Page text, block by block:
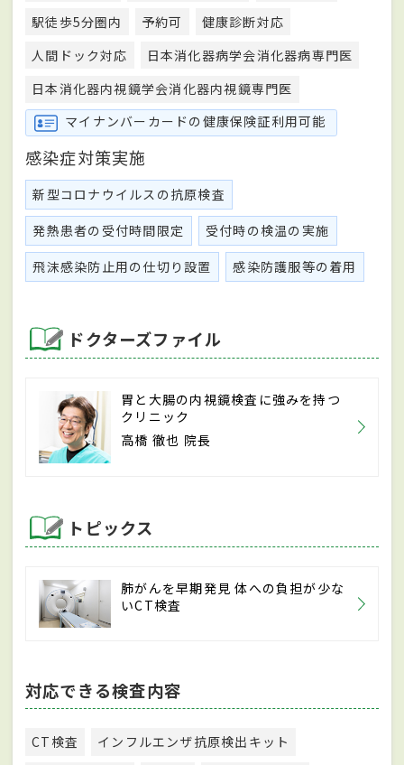
駅徒歩5分圏内
予約可
健康診断対応
人間ドック対応
日本消化器病学会消化器病専門医
日本消化器内視鏡学会消化器内視鏡専門医
マイナンバーカードの健康保険証利用可能
感染症対策実施
新型コロナウイルスの抗原検査
発熱患者の受付時間限定 受付時の検温の実施
飛沫感染防止用の仕切り設置 感染防護服等の着用
ドクターズファイル
胃と大腸の内視鏡検査に強みを持つ
クリニック
高橋 徹也 院長
トピックス
肺がんを早期発見 体への負担が少な
いCT検査
対応できる検査内容
CT検査
インフルエンザ抗原検出キット